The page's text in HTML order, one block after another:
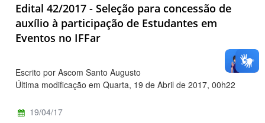
Edital 42/2017 - Seleção para concessão de
auxílio à participação de Estudantes em
Eventos no IFFar
Escrito por Ascom Santo Augusto
Última modificação em Quarta, 19 de Abril de 2017, 00h22
19/04/17